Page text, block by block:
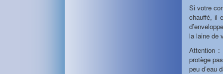
Si votre
chauffé, il
la laine de
Attention :
protège
peu d’eau